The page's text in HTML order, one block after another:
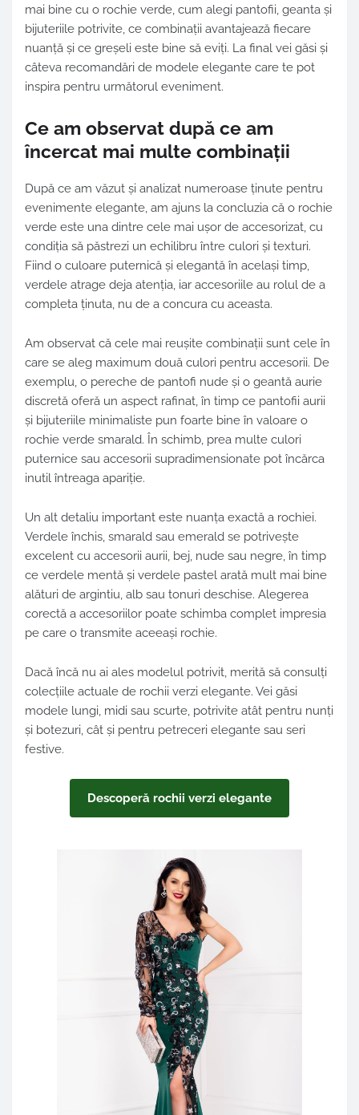
mai bine cu o rochie verde, cum alegi pantofii, geanta și
bijuteriile potrivite, ce combinații avantajează fiecare
nuanță și ce greșeli este bine să eviți. La final vei găsi și
câteva recomandări de modele elegante care te pot
inspira pentru următorul eveniment.
Ce am observat după ce am
încercat mai multe combinații
După ce am văzut și analizat numeroase ținute pentru
evenimente elegante, am ajuns la concluzia că o rochie
verde este una dintre cele mai ușor de accesorizat, cu
condiția să păstrezi un echilibru între culori și texturi.
Fiind o culoare puternică și elegantă în același timp,
verdele atrage deja atenția, iar accesoriile au rolul de a
completa ținuta, nu de a concura cu aceasta.
Am observat că cele mai reușite combinații sunt cele în
care se aleg maximum două culori pentru accesorii. De
exemplu, o pereche de pantofi nude și o geantă aurie
discretă oferă un aspect rafinat, în timp ce pantofii aurii
și bijuteriile minimaliste pun foarte bine în valoare o
rochie verde smarald. În schimb, prea multe culori
puternice sau accesorii supradimensionate pot încărca
inutil întreaga apariție.
Un alt detaliu important este nuanța exactă a rochiei.
Verdele închis, smarald sau emerald se potrivește
excelent cu accesorii aurii, bej, nude sau negre, în timp
ce verdele mentă și verdele pastel arată mult mai bine
alături de argintiu, alb sau tonuri deschise. Alegerea
corectă a accesoriilor poate schimba complet impresia
pe care o transmite aceeași rochie.
Dacă încă nu ai ales modelul potrivit, merită să consulți
colecțiile actuale de rochii verzi elegante. Vei găsi
modele lungi, midi sau scurte, potrivite atât pentru nunți
și botezuri, cât și pentru petreceri elegante sau seri
festive.
Descoperă rochii verzi elegante